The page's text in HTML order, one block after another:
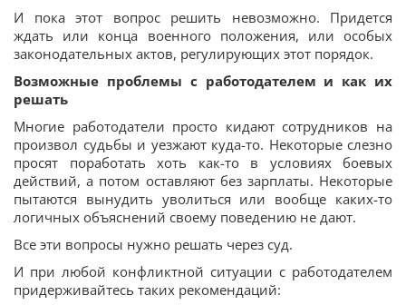
И пока этот вопрос решить невозможно. Придется
ждать или конца военного положения, или особых
законодательных актов, регулирующих этот порядок.
Возможные проблемы с работодателем и как их
решать
Многие работодатели просто кидают сотрудников на
произвол судьбы и уезжают куда-то. Некоторые слезно
просят поработать хоть как-то в условиях боевых
действий, а потом оставляют без зарплаты. Некоторые
пытаются вынудить уволиться или вообще каких-то
логичных объяснений своему поведению не дают.
Все эти вопросы нужно решать через суд.
И при любой конфликтной ситуации с работодателем
придерживайтесь таких рекомендаций: